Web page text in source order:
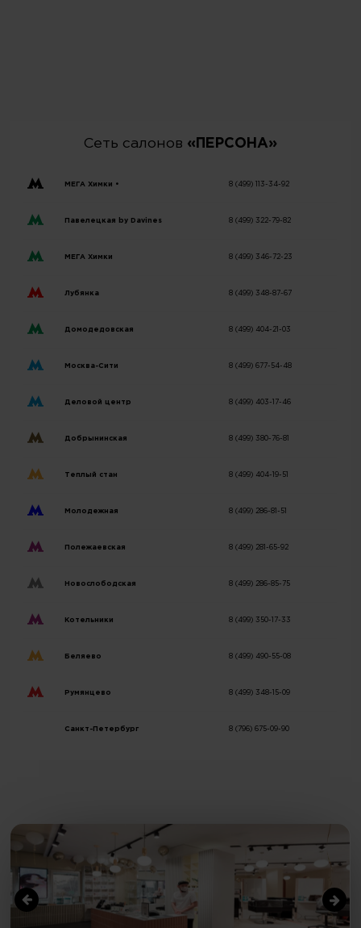
Сеть салонов «ПЕРСОНА»
МЕГА Химки • 8 (499) 113-34-92
Павелецкая by Davines 8 (499) 322-79-82
МЕГА Химки 8 (499) 346-72-23
Лубянка 8 (499) 348-87-67
Домодедовская 8 (499) 404-21-03
Москва-Сити 8 (499) 677-54-48
Деловой центр 8 (499) 403-17-46
Добрынинская 8 (499) 380-76-81
Теплый стан 8 (499) 404-19-51
Молодежная 8 (499) 286-81-51
Полежаевская 8 (499) 281-65-92
Новослободская 8 (499) 286-85-75
Котельники 8 (499) 350-17-33
Беляево 8 (499) 490-55-08
Румянцево 8 (499) 348-15-09
Санкт-Петербург 8 (796) 675-09-90